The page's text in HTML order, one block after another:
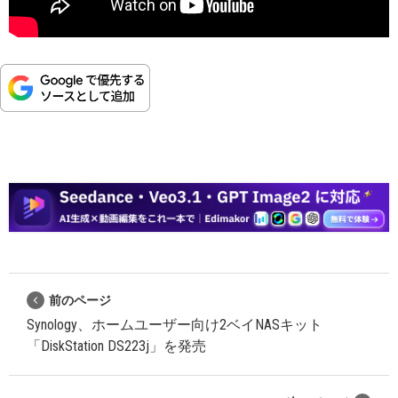
前のページ
Synology、ホームユーザー向け2ベイNASキット
「DiskStation DS223j」を発売